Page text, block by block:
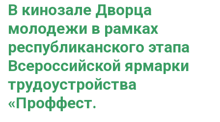
В кинозале Дворца
молодежи в рамках
республиканского этапа
Всероссийской ярмарки
трудоустройства
«Проффест.